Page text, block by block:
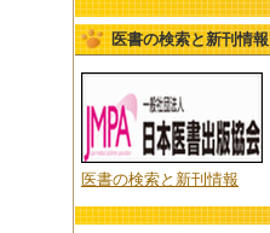
医書の検索と新刊情報
医書の検索と新刊情報